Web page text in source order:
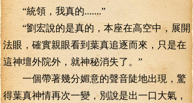
“統領，我真的.......”
“劉宏說的是真的，本座在高空中，展開
法眼，確實親眼看到葉真追逐而來，只是在
這神壇外院外，就神秘消失了。”
一個帶著幾分媚意的聲音陡地出現，驚
得葉真神情再次一變，別說是出一口大氣，